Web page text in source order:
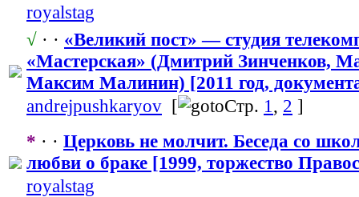
royalstag
√ · · «Великий пост» — студия
«Мастерская» (Дмитрий Зинченков,
Максим Малинин) [2011 год,
andrejpushka​ryov [ Стр. 1 , 2 ]
* · · Церковь не молчит. Беседа со
любви о браке [1999, торжество
royalstag